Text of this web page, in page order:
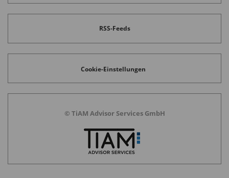
RSS-Feeds
Cookie-Einstellungen
© TiAM Advisor Services GmbH